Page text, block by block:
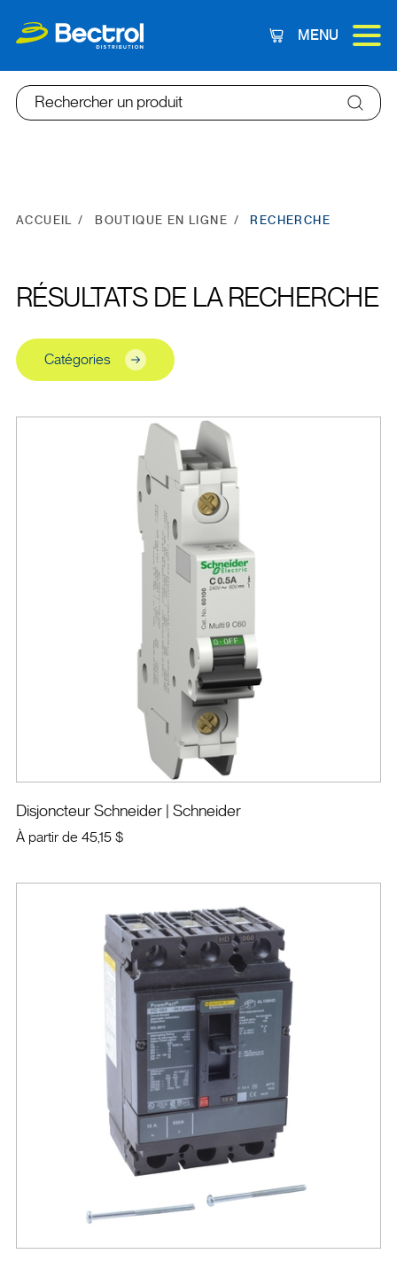
Panier
MENU
Rechercher un produit
ACCUEIL BOUTIQUE EN LIGNE RECHERCHE
RÉSULTATS DE LA RECHERCHE
Catégories
Disjoncteur Schneider | Schneider
À partir de 45,15 $